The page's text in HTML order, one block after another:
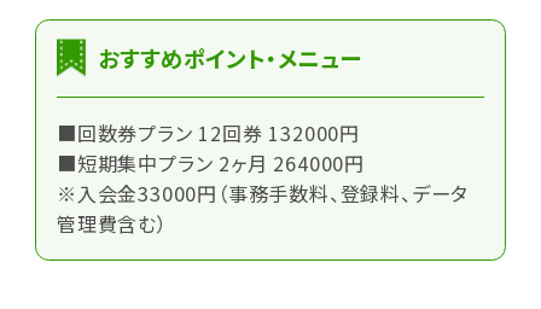
おすすめポイント・メニュー
■回数券プラン 12回券 132000円
■短期集中プラン 2ヶ月 264000円
※入会金33000円（事務手数料、登録料、データ
管理費含む）